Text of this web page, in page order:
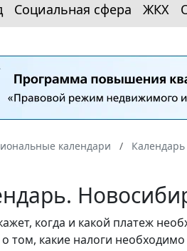
Социальная сфера ЖКХ
календари Календарь
когда и какой платеж
том, какие налоги